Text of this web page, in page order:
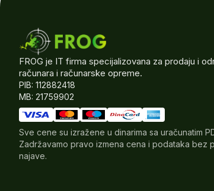
FROG je IT firma specijalizovana za prodaju i
računara i računarske opreme.
PIB: 112882418
MB: 21759902
Sve cene su izražene u dinarima sa uračunatim
Zadržavamo pravo izmena cena i podataka bez
najave.